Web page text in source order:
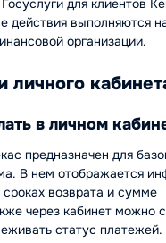
для клиентов
действия выполняются
организации.
личного
в личном
предназначен для
В нем отображается
возврата и сумме
через кабинет можно
статус платежей.